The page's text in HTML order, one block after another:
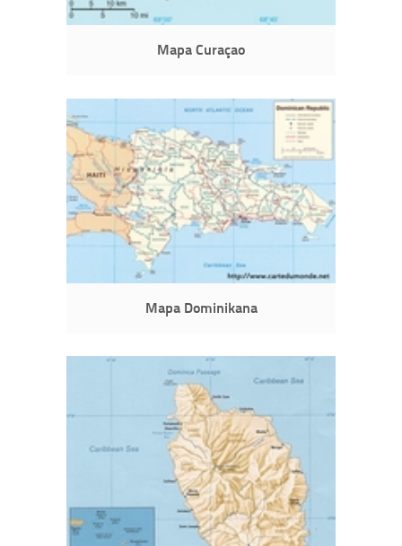
Mapa Curaçao
Mapa Dominikana